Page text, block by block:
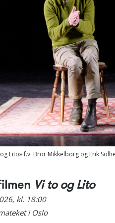
Lito» f.v. Bror Mikkelborg og Erik
Vi to og Lito
kl. 18:00
i Oslo